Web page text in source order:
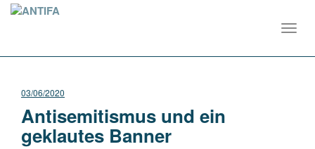
03/06/2020
Antisemitismus und ein
geklautes Banner